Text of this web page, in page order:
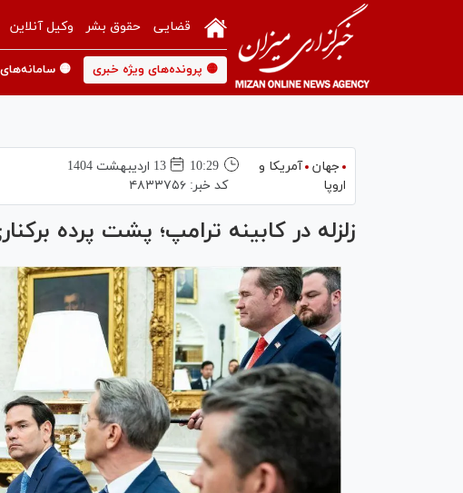
قضایی حقوق بشر وکیل آنلاین
🟡 پرونده‌های ویژه خبری 🟡
جهان آمریکا و
اروپا
10:29
13 ارديبهشت 1404
کد خبر:۴۸۳۳۷۵۶
زلزله در کابینه ترامپ؛ پشت پرده